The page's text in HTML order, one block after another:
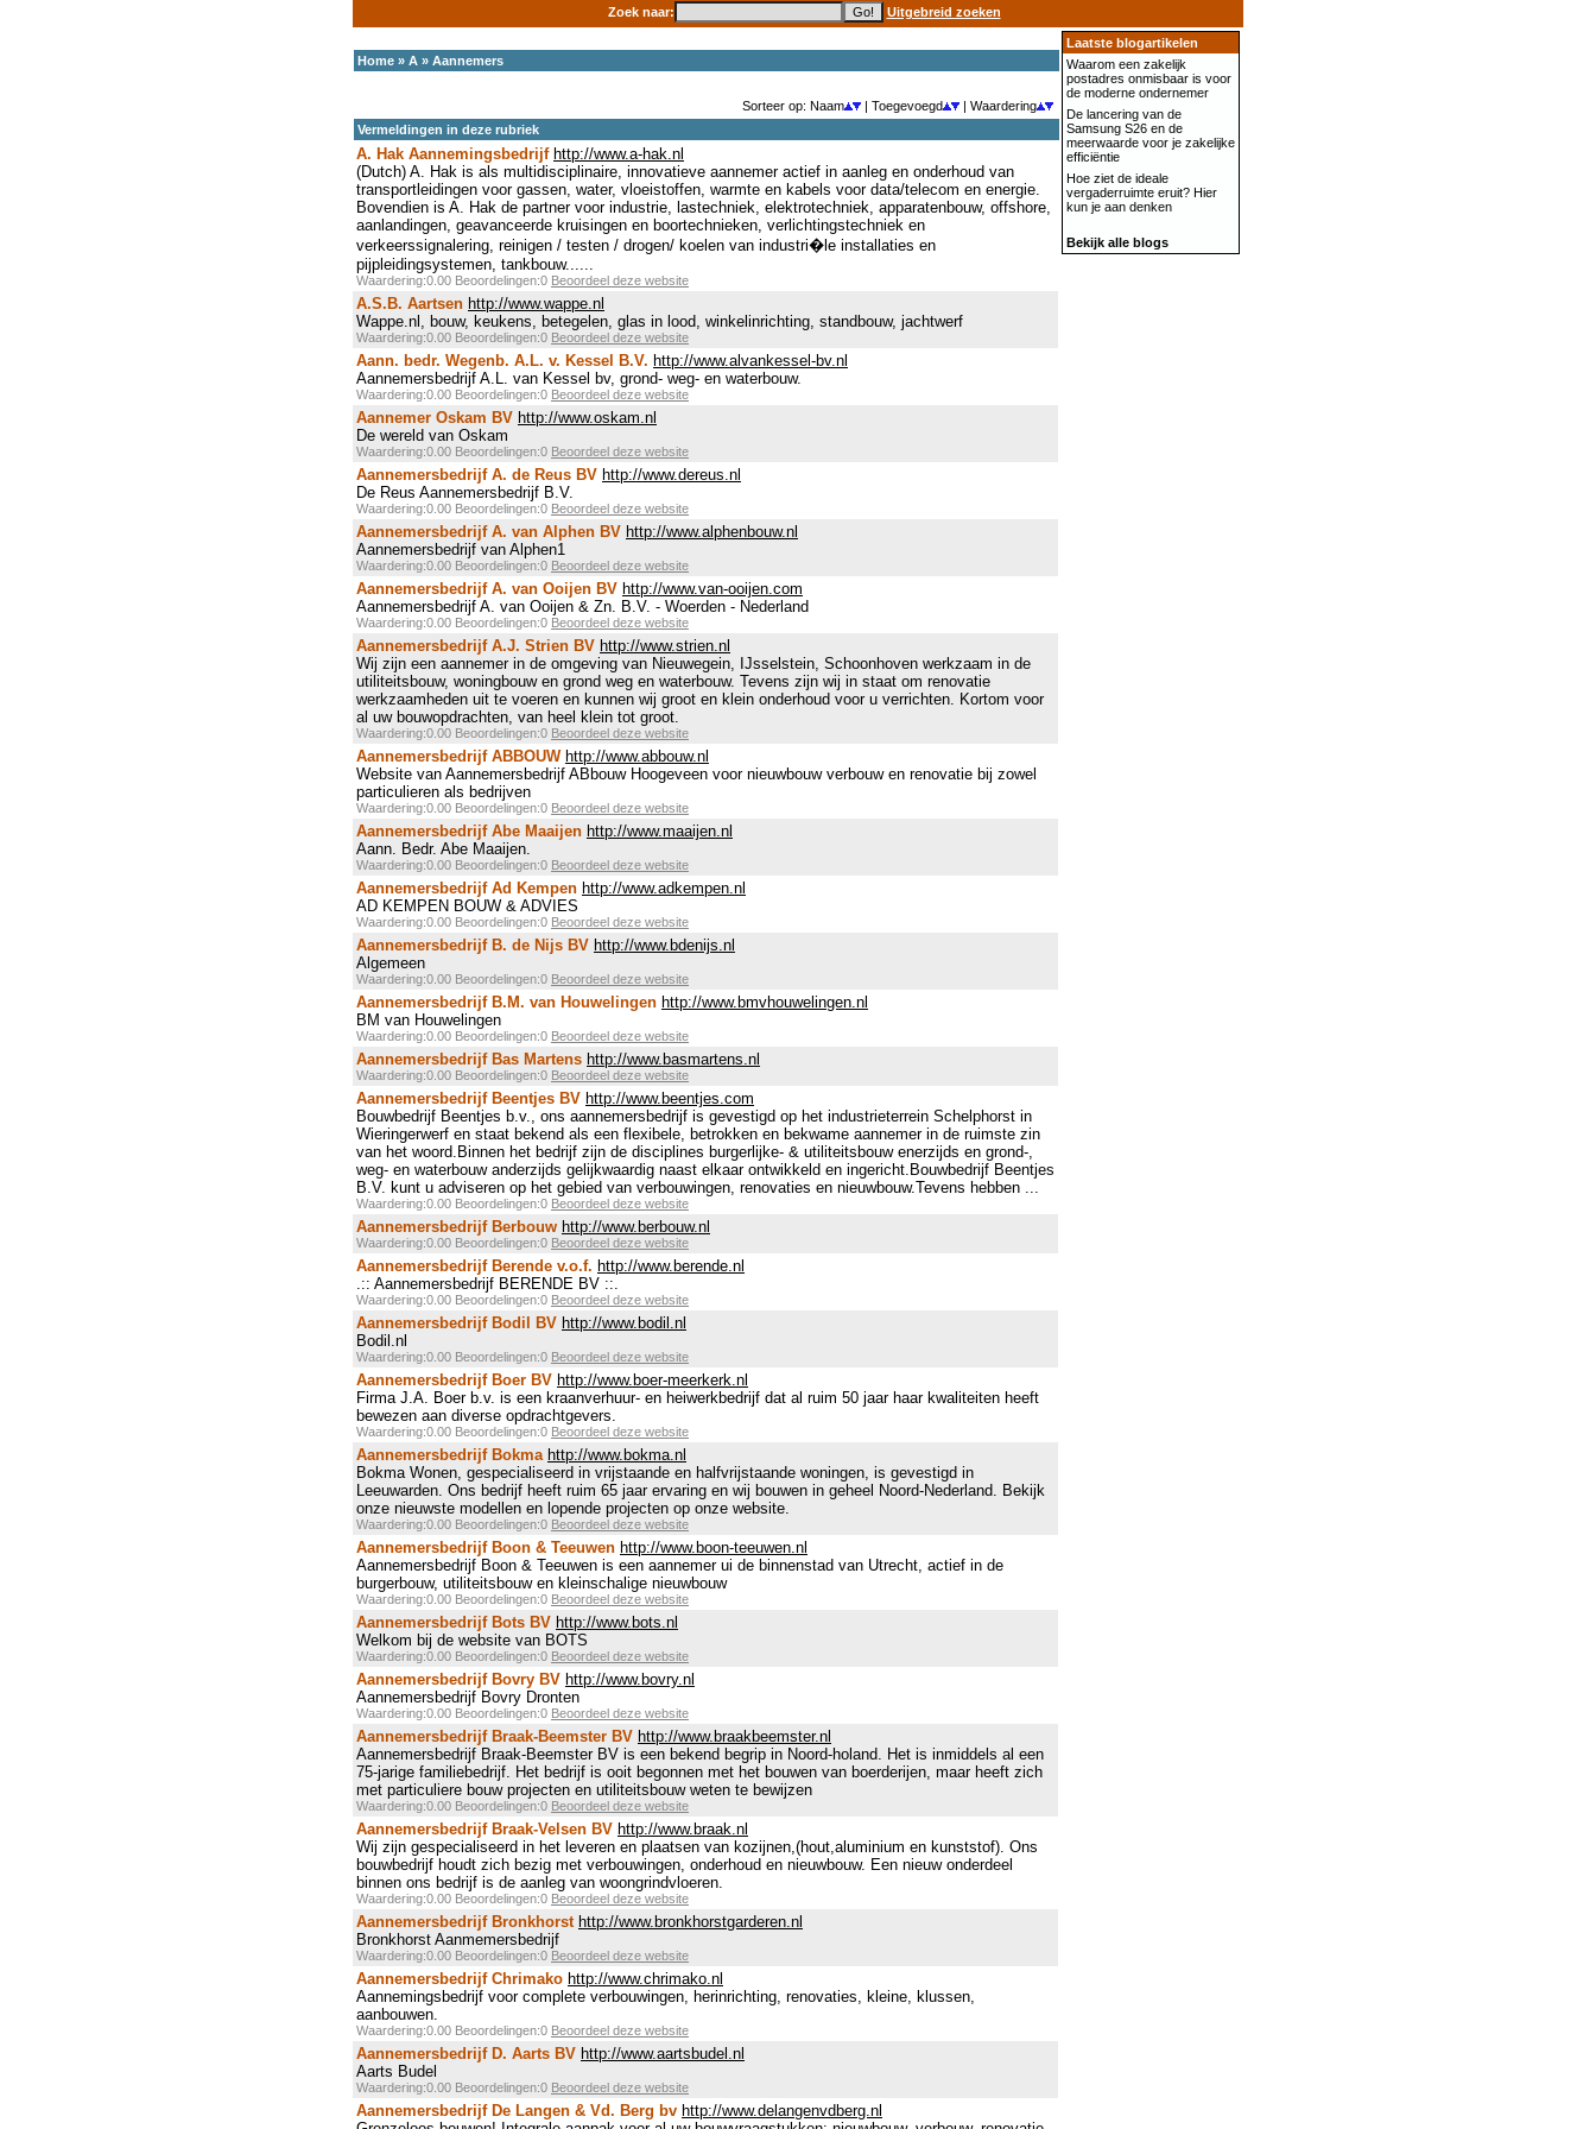
Zoek naar: Uitgebreid zoeken
Home » A » Aannemers
Sorteer op: Naam | Toegevoegd
| Waardering
Vermeldingen in deze rubriek
A. Hak Aannemingsbedrijf http://www.a-hak.nl
(Dutch) A. Hak is als multidisciplinaire, innovatieve aannemer actief in aanleg en onderhoud van
transportleidingen voor gassen, water, vloeistoffen, warmte en kabels voor data/telecom en energie.
Bovendien is A. Hak de partner voor industrie, lastechniek, elektrotechniek, apparatenbouw, offshore,
aanlandingen, geavanceerde kruisingen en boortechnieken, verlichtingstechniek en
verkeerssignalering, reinigen / testen / drogen/ koelen van industri�le installaties en
pijpleidingsystemen, tankbouw......
Waardering:0.00 Beoordelingen:0 Beoordeel deze website
A.S.B. Aartsen http://www.wappe.nl
Wappe.nl, bouw, keukens, betegelen, glas in lood, winkelinrichting, standbouw, jachtwerf
Waardering:0.00 Beoordelingen:0 Beoordeel deze website
Aann. bedr. Wegenb. A.L. v. Kessel B.V. http://www.alvankessel-bv.nl
Aannemersbedrijf A.L. van Kessel bv, grond- weg- en waterbouw.
Waardering:0.00 Beoordelingen:0 Beoordeel deze website
Aannemer Oskam BV http://www.oskam.nl
De wereld van Oskam
Waardering:0.00 Beoordelingen:0 Beoordeel deze website
Aannemersbedrijf A. de Reus BV http://www.dereus.nl
De Reus Aannemersbedrijf B.V.
Waardering:0.00 Beoordelingen:0 Beoordeel deze website
Aannemersbedrijf A. van Alphen BV http://www.alphenbouw.nl
Aannemersbedrijf van Alphen1
Waardering:0.00 Beoordelingen:0 Beoordeel deze website
Aannemersbedrijf A. van Ooijen BV http://www.van-ooijen.com
Aannemersbedrijf A. van Ooijen & Zn. B.V. - Woerden - Nederland
Waardering:0.00 Beoordelingen:0 Beoordeel deze website
Aannemersbedrijf A.J. Strien BV http://www.strien.nl
Wij zijn een aannemer in de omgeving van Nieuwegein, IJsselstein, Schoonhoven werkzaam in de
utiliteitsbouw, woningbouw en grond weg en waterbouw. Tevens zijn wij in staat om renovatie
werkzaamheden uit te voeren en kunnen wij groot en klein onderhoud voor u verrichten. Kortom voor
al uw bouwopdrachten, van heel klein tot groot.
Waardering:0.00 Beoordelingen:0 Beoordeel deze website
Aannemersbedrijf ABBOUW http://www.abbouw.nl
Website van Aannemersbedrijf ABbouw Hoogeveen voor nieuwbouw verbouw en renovatie bij zowel
particulieren als bedrijven
Waardering:0.00 Beoordelingen:0 Beoordeel deze website
Aannemersbedrijf Abe Maaijen http://www.maaijen.nl
Aann. Bedr. Abe Maaijen.
Waardering:0.00 Beoordelingen:0 Beoordeel deze website
Aannemersbedrijf Ad Kempen http://www.adkempen.nl
AD KEMPEN BOUW & ADVIES
Waardering:0.00 Beoordelingen:0 Beoordeel deze website
Aannemersbedrijf B. de Nijs BV http://www.bdenijs.nl
Algemeen
Waardering:0.00 Beoordelingen:0 Beoordeel deze website
Aannemersbedrijf B.M. van Houwelingen http://www.bmvhouwelingen.nl
BM van Houwelingen
Waardering:0.00 Beoordelingen:0 Beoordeel deze website
Aannemersbedrijf Bas Martens http://www.basmartens.nl
Waardering:0.00 Beoordelingen:0 Beoordeel deze website
Aannemersbedrijf Beentjes BV http://www.beentjes.com
Bouwbedrijf Beentjes b.v., ons aannemersbedrijf is gevestigd op het industrieterrein Schelphorst in
Wieringerwerf en staat bekend als een flexibele, betrokken en bekwame aannemer in de ruimste zin
van het woord.Binnen het bedrijf zijn de disciplines burgerlijke- & utiliteitsbouw enerzijds en grond-,
weg- en waterbouw anderzijds gelijkwaardig naast elkaar ontwikkeld en ingericht.Bouwbedrijf Beentjes
B.V. kunt u adviseren op het gebied van verbouwingen, renovaties en nieuwbouw.Tevens hebben ...
Waardering:0.00 Beoordelingen:0 Beoordeel deze website
Aannemersbedrijf Berbouw http://www.berbouw.nl
Waardering:0.00 Beoordelingen:0 Beoordeel deze website
Aannemersbedrijf Berende v.o.f. http://www.berende.nl
.:: Aannemersbedrijf BERENDE BV ::.
Waardering:0.00 Beoordelingen:0 Beoordeel deze website
Aannemersbedrijf Bodil BV http://www.bodil.nl
Bodil.nl
Waardering:0.00 Beoordelingen:0 Beoordeel deze website
Aannemersbedrijf Boer BV http://www.boer-meerkerk.nl
Firma J.A. Boer b.v. is een kraanverhuur- en heiwerkbedrijf dat al ruim 50 jaar haar kwaliteiten heeft
bewezen aan diverse opdrachtgevers.
Waardering:0.00 Beoordelingen:0 Beoordeel deze website
Aannemersbedrijf Bokma http://www.bokma.nl
Bokma Wonen, gespecialiseerd in vrijstaande en halfvrijstaande woningen, is gevestigd in
Leeuwarden. Ons bedrijf heeft ruim 65 jaar ervaring en wij bouwen in geheel Noord-Nederland. Bekijk
onze nieuwste modellen en lopende projecten op onze website.
Waardering:0.00 Beoordelingen:0 Beoordeel deze website
Aannemersbedrijf Boon & Teeuwen http://www.boon-teeuwen.nl
Aannemersbedrijf Boon & Teeuwen is een aannemer ui de binnenstad van Utrecht, actief in de
burgerbouw, utiliteitsbouw en kleinschalige nieuwbouw
Waardering:0.00 Beoordelingen:0 Beoordeel deze website
Aannemersbedrijf Bots BV http://www.bots.nl
Welkom bij de website van BOTS
Waardering:0.00 Beoordelingen:0 Beoordeel deze website
Aannemersbedrijf Bovry BV http://www.bovry.nl
Aannemersbedrijf Bovry Dronten
Waardering:0.00 Beoordelingen:0 Beoordeel deze website
Aannemersbedrijf Braak-Beemster BV http://www.braakbeemster.nl
Aannemersbedrijf Braak-Beemster BV is een bekend begrip in Noord-holand. Het is inmiddels al een
75-jarige familiebedrijf. Het bedrijf is ooit begonnen met het bouwen van boerderijen, maar heeft zich
met particuliere bouw projecten en utiliteitsbouw weten te bewijzen
Waardering:0.00 Beoordelingen:0 Beoordeel deze website
Aannemersbedrijf Braak-Velsen BV http://www.braak.nl
Wij zijn gespecialiseerd in het leveren en plaatsen van kozijnen,(hout,aluminium en kunststof). Ons
bouwbedrijf houdt zich bezig met verbouwingen, onderhoud en nieuwbouw. Een nieuw onderdeel
binnen ons bedrijf is de aanleg van woongrindvloeren.
Waardering:0.00 Beoordelingen:0 Beoordeel deze website
Aannemersbedrijf Bronkhorst http://www.bronkhorstgarderen.nl
Bronkhorst Aanmemersbedrijf
Waardering:0.00 Beoordelingen:0 Beoordeel deze website
Aannemersbedrijf Chrimako http://www.chrimako.nl
Aannemingsbedrijf voor complete verbouwingen, herinrichting, renovaties, kleine, klussen,
aanbouwen.
Waardering:0.00 Beoordelingen:0 Beoordeel deze website
Aannemersbedrijf D. Aarts BV http://www.aartsbudel.nl
Aarts Budel
Waardering:0.00 Beoordelingen:0 Beoordeel deze website
Aannemersbedrijf De Langen & Vd. Berg bv http://www.delangenvdberg.nl
Laatste blogartikelen
Waarom een zakelijk
postadres onmisbaar is voor
de moderne ondernemer
De lancering van de
Samsung S26 en de
meerwaarde voor je zakelijke
efficiëntie
Hoe ziet de ideale
vergaderruimte eruit? Hier
kun je aan denken
Bekijk alle blogs